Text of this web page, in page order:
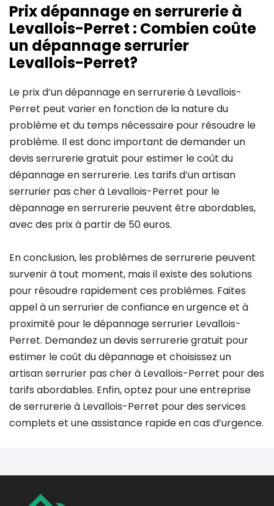
Prix dépannage en serrurerie à
Levallois-Perret : Combien coûte
un dépannage serrurier
Levallois-Perret?
Le prix d’un dépannage en serrurerie à Levallois-
Perret peut varier en fonction de la nature du
problème et du temps nécessaire pour résoudre le
problème. Il est donc important de demander un
devis serrurerie gratuit pour estimer le coût du
dépannage en serrurerie. Les tarifs d’un artisan
serrurier pas cher à Levallois-Perret pour le
dépannage en serrurerie peuvent être abordables,
avec des prix à partir de 50 euros.
En conclusion, les problèmes de serrurerie peuvent
survenir à tout moment, mais il existe des solutions
pour résoudre rapidement ces problèmes. Faites
appel à un serrurier de confiance en urgence et à
proximité pour le dépannage serrurier Levallois-
Perret. Demandez un devis serrurerie gratuit pour
estimer le coût du dépannage et choisissez un
artisan serrurier pas cher à Levallois-Perret pour des
tarifs abordables. Enfin, optez pour une entreprise
de serrurerie à Levallois-Perret pour des services
complets et une assistance rapide en cas d’urgence.